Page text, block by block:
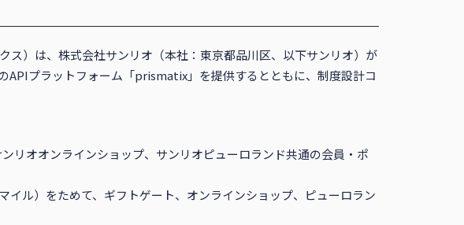
ス）は、株式会社サンリオ（本社：東京都品川区、以下サンリオ）が
APIプラットフォーム「prismatix」を提供するとともに、制度設計コ
リオオンラインショップ、サンリオピューロランド共通の会員・ポ
ル）をためて、ギフトゲート、オンラインショップ、ピューロラン